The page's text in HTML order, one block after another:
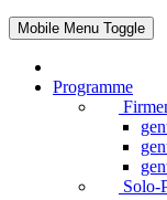
Mobile Menu Toggle
Programme
Solo-